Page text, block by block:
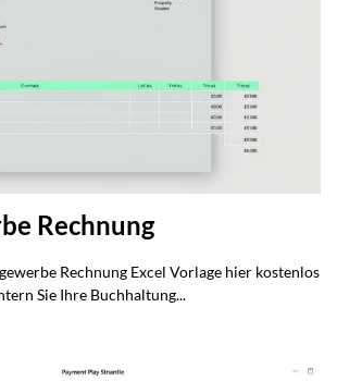
Rechnung
Rechnung Excel Vorlage hier kostenlos
Sie Ihre Buchhaltung...